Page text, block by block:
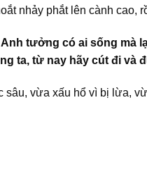
nhảy phắt lên cành cao,
tưởng có ai sống mà
ta, từ nay hãy cút đi và
vừa xấu hổ vì bị lừa,